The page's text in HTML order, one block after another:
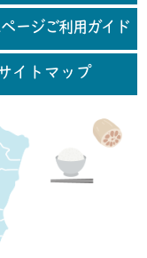
ージご利用ガイド
イトマップ